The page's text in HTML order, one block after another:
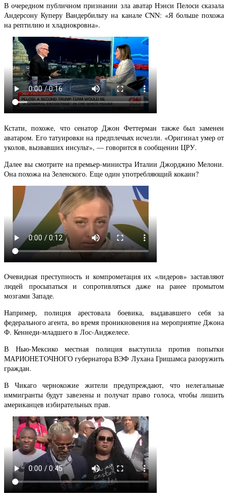
В очередном публичном признании зла аватар Нэнси Пелоси сказала
Андерсону Куперу Вандербильту на канале CNN: «Я больше похожа
на рептилию и хладнокровна».
Кстати, похоже, что сенатор Джон Феттерман также был заменен
аватаром. Его татуировки на предплечьях исчезли. «Оригинал умер от
уколов, вызвавших инсульт», — говорится в сообщении ЦРУ.
Далее вы смотрите на премьер-министра Италии Джорджию Мелони.
Она похожа на Зеленского. Еще один употребляющий кокаин?
Очевидная преступность и компрометация их «лидеров» заставляют
людей просыпаться и сопротивляться даже на ранее промытом
мозгами Западе.
Например, полиция арестовала боевика, выдававшего себя за
федерального агента, во время проникновения на мероприятие Джона
Ф. Кеннеди-младшего в Лос-Анджелесе.
В Нью-Мексико местная полиция выступила против попытки
МАРИОНЕТОЧНОГО губернатора ВЭФ Лухана Гришамса разоружить
граждан.
В Чикаго чернокожие жители предупреждают, что нелегальные
иммигранты будут завезены и получат право голоса, чтобы лишить
американцев избирательных прав.